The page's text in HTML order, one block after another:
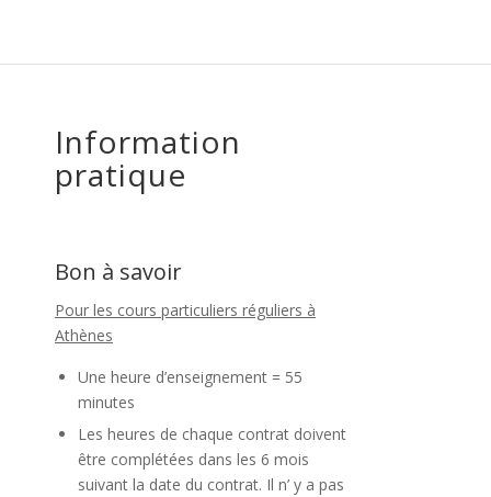
Information
pratique
Bon à savoir
Pour les cours particuliers réguliers à
Athènes
Une heure d’enseignement = 55
minutes
Les heures de chaque contrat doivent
être complétées dans les 6 mois
suivant la date du contrat. Il n’ y a pas